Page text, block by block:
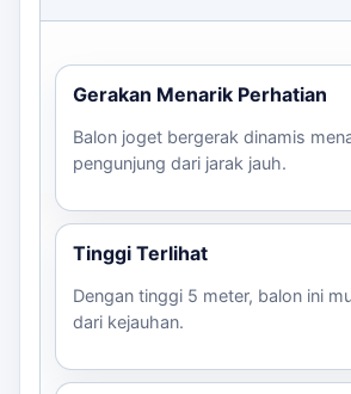
Sumedangbisa menjadi rujukan
Gerakan Menarik Perhatian
Balon joget bergerak dinamis
pengunjung dari jarak jauh.
Tinggi Terlihat
Dengan tinggi 5 meter, balon ini
dari kejauhan.